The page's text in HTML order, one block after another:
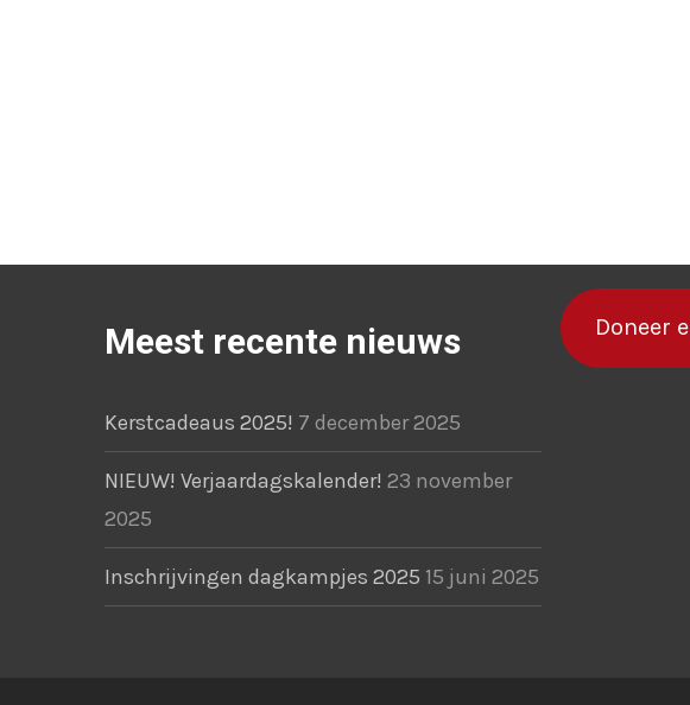
Meest recente nieuws
Kerstcadeaus 2025! 7 december 2025
NIEUW! Verjaardagskalender! 23 november
2025
Inschrijvingen dagkampjes 2025 15 juni 2025
Doneer